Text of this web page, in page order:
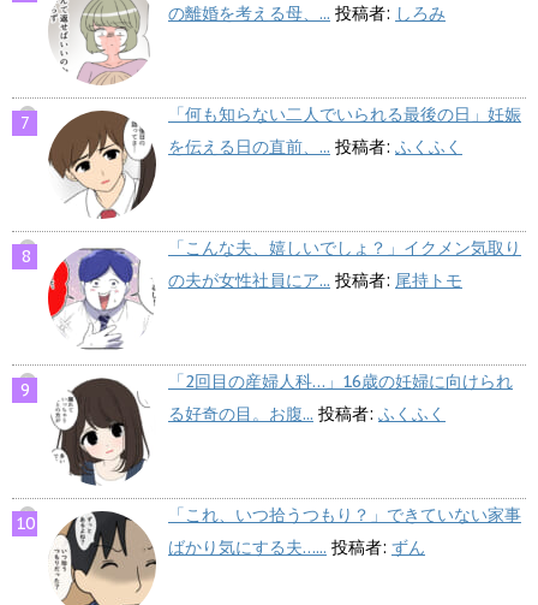
の離婚を考える母、... 投稿者: しろみ
「何も知らない二人でいられる最後の日」妊娠
を伝える日の直前、... 投稿者: ふくふく
「こんな夫、嬉しいでしょ？」イクメン気取り
の夫が女性社員にア... 投稿者: 尾持トモ
「2回目の産婦人科…」16歳の妊婦に向けられ
る好奇の目。お腹... 投稿者: ふくふく
「これ、いつ拾うつもり？」できていない家事
ばかり気にする夫…... 投稿者: ずん